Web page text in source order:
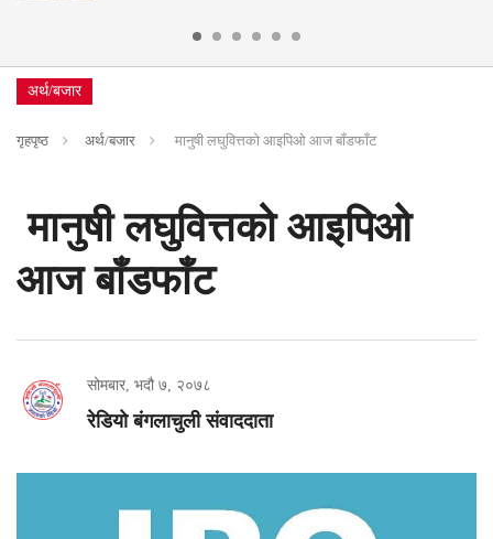
अर्थ/बजार
गृहपृष्ठ अर्थ/बजार मानुषी लघुवित्तको आइपिओ आज बाँडफाँट
मानुषी लघुवित्तको आइपिओ
आज बाँडफाँट
सोमबार, भदौ ७, २०७८
रेडियो बंगलाचुली संवाददाता